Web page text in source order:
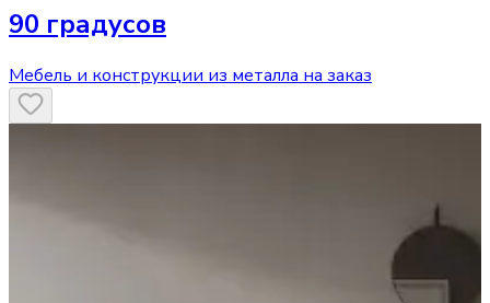
90 градусов
Мебель и конструкции из металла на заказ